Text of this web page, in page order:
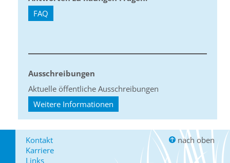
FAQ
Ausschreibungen
Aktuelle öffentliche Ausschreibungen
Weitere Informationen
Kontakt
Karriere
Links
nach oben